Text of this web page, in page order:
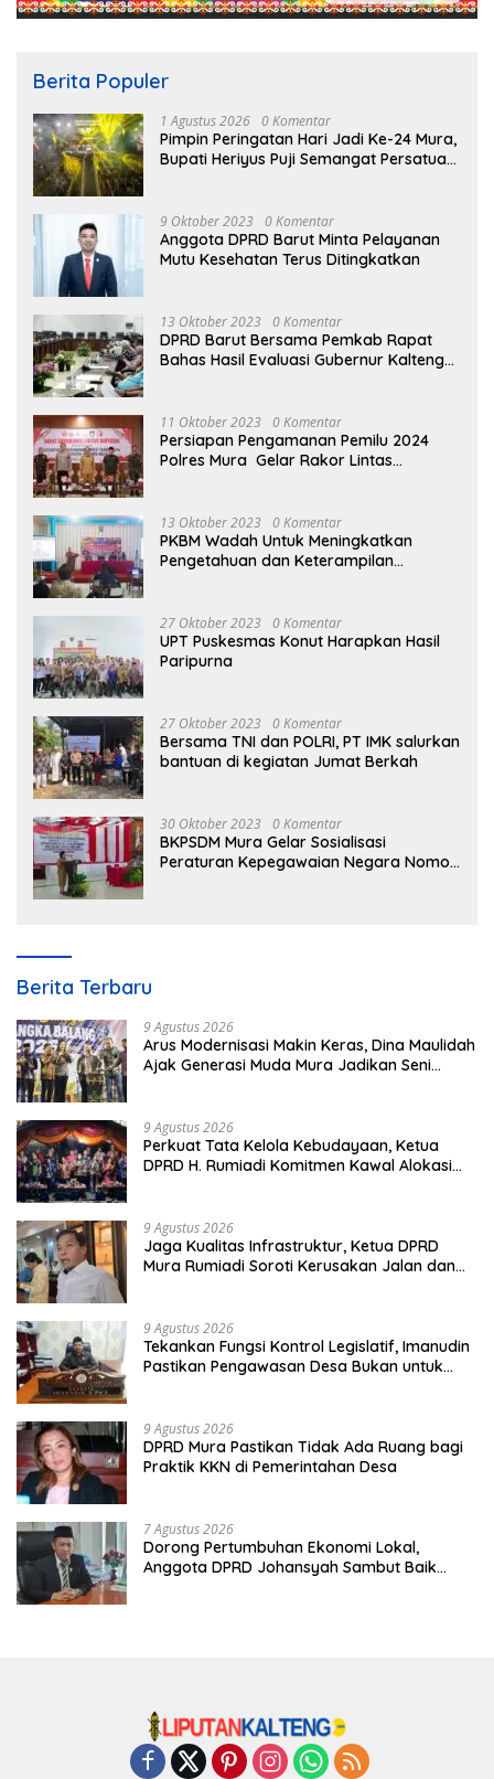
Berita Populer
1 Agustus 2026 0 Komentar
Pimpin Peringatan Hari Jadi Ke-24 Mura,
Bupati Heriyus Puji Semangat Persatuan
9 Oktober 2023 0 Komentar
Anggota DPRD Barut Minta Pelayanan
Mutu Kesehatan Terus Ditingkatkan
13 Oktober 2023 0 Komentar
DPRD Barut Bersama Pemkab Rapat
Bahas Hasil Evaluasi Gubernur Kalteng
11 Oktober 2023 0 Komentar
Persiapan Pengamanan Pemilu 2024
Polres Mura Gelar Rakor Lintas
13 Oktober 2023 0 Komentar
PKBM Wadah Untuk Meningkatkan
Pengetahuan dan Keterampilan
27 Oktober 2023 0 Komentar
UPT Puskesmas Konut Harapkan Hasil
Paripurna
27 Oktober 2023 0 Komentar
Bersama TNI dan POLRI, PT IMK salurkan
bantuan di kegiatan Jumat Berkah
30 Oktober 2023 0 Komentar
BKPSDM Mura Gelar Sosialisasi
Peraturan Kepegawaian Negara Nomor
Berita Terbaru
9 Agustus 2026
Arus Modernisasi Makin Keras, Dina Maulidah
Ajak Generasi Muda Mura Jadikan Seni
9 Agustus 2026
Perkuat Tata Kelola Kebudayaan, Ketua
DPRD H. Rumiadi Komitmen Kawal Alokasi
9 Agustus 2026
Jaga Kualitas Infrastruktur, Ketua DPRD
Mura Rumiadi Soroti Kerusakan Jalan dan
9 Agustus 2026
Tekankan Fungsi Kontrol Legislatif, Imanudin
Pastikan Pengawasan Desa Bukan untuk
9 Agustus 2026
DPRD Mura Pastikan Tidak Ada Ruang bagi
Praktik KKN di Pemerintahan Desa
7 Agustus 2026
Dorong Pertumbuhan Ekonomi Lokal,
Anggota DPRD Johansyah Sambut Baik